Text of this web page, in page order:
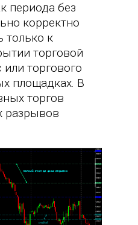
периода без
корректно
только к
торговой
торгового
площадках. В
торгов
разрывов